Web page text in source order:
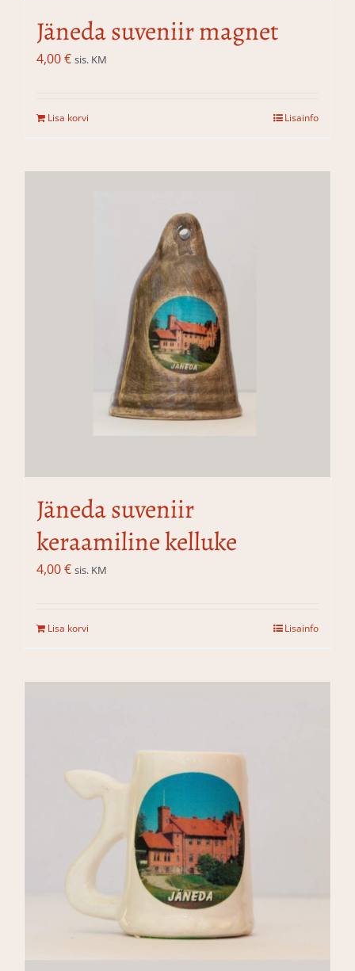
Jäneda suveniir magnet
4,00€ sis. KM
Lisa korvi Lisainfo
Jäneda suveniir
keraamiline kelluke
4,00€ sis. KM
Lisa korvi Lisainfo